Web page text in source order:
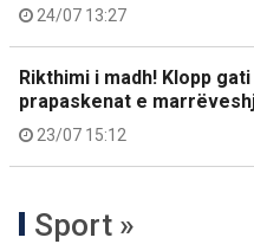
24/07 13:27
Rikthimi i madh! Klopp
prapaskenat e
23/07 15:12
Sport »